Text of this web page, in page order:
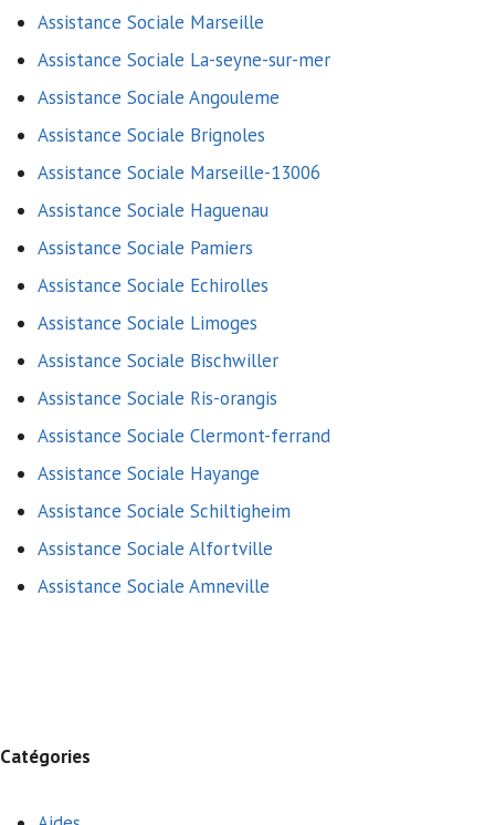
Assistance Sociale Marseille
Assistance Sociale La-seyne-sur-mer
Assistance Sociale Angouleme
Assistance Sociale Brignoles
Assistance Sociale Marseille-13006
Assistance Sociale Haguenau
Assistance Sociale Pamiers
Assistance Sociale Echirolles
Assistance Sociale Limoges
Assistance Sociale Bischwiller
Assistance Sociale Ris-orangis
Assistance Sociale Clermont-ferrand
Assistance Sociale Hayange
Assistance Sociale Schiltigheim
Assistance Sociale Alfortville
Assistance Sociale Amneville
Catégories